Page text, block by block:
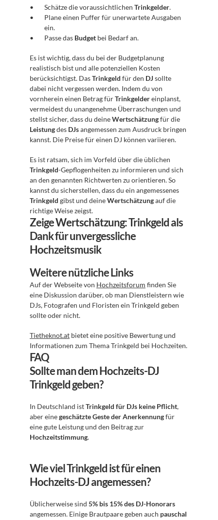
Schätze die voraussichtlichen Trinkgelder.
Plane einen Puffer für unerwartete Ausgaben
ein.
Passe das Budget bei Bedarf an.
Es ist wichtig, dass du bei der Budgetplanung
realistisch bist und alle potenziellen Kosten
berücksichtigst. Das Trinkgeld für den DJ sollte
dabei nicht vergessen werden. Indem du von
vornherein einen Betrag für Trinkgelder einplanst,
vermeidest du unangenehme Überraschungen und
stellst sicher, dass du deine Wertschätzung
Leistung des DJs angemessen zum Ausdruck bringen
kannst. Die Preise für einen DJ können variieren.
Trinkgeld-Gepflogenheiten zu informieren und sich
an den genannten Richtwerten zu orientieren. So
Trinkgeld gibst und deine Wertschätzung auf die
richtige Weise zeigst.
Zeige Wertschätzung: Trinkgeld als
Dank für unvergessliche
Hochzeitsmusik
Weitere nützliche Links
Auf der Webseite von Hochzeitsforum finden Sie
eine Diskussion darüber, ob man Dienstleistern wie
DJs, Fotografen und Floristen ein Trinkgeld geben
sollte oder nicht.
Tietheknot.at bietet eine positive Bewertung und
Informationen zum Thema Trinkgeld bei Hochzeiten.
FAQ
Sollte man dem Hochzeits-DJ
Trinkgeld geben?
In Deutschland ist Trinkgeld für DJs keine Pflicht,
aber eine geschätzte Geste der Anerkennung für
Hochzeitstimmung.
Wie viel Trinkgeld ist für einen
Hochzeits-DJ angemessen?
Üblicherweise sind 5% bis 15% des DJ-Honorars
angemessen. Einige Brautpaare geben auch pauschal